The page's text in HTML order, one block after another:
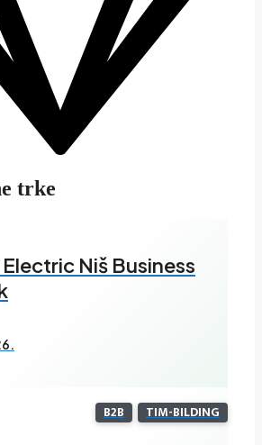
trke
Niš Business
B2B TIM-BILDING